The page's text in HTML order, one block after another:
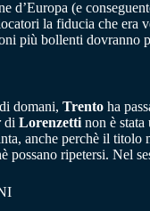
d’Europa (e
la fiducia che era
più bollenti dovranno
domani, Trento ha
di Lorenzetti non è
anche perchè il
possano ripetersi. Nel